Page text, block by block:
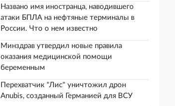
Названо имя иностранца, наводившего
атаки БПЛА на нефтяные терминалы в
России. Что о нем известно
Минздрав утвердил новые правила
оказания медицинской помощи
беременным
Перехватчик "Лис" уничтожил дрон
Anubis, созданный Германией для ВСУ